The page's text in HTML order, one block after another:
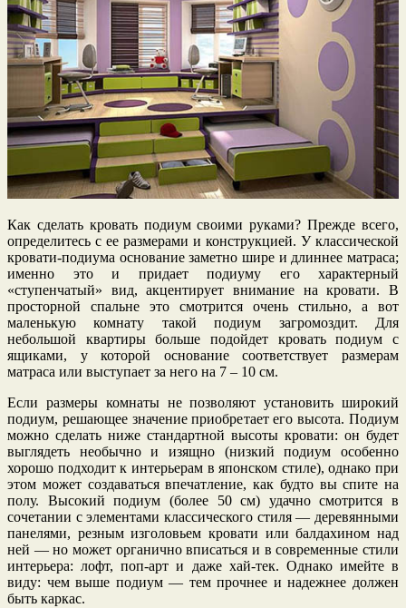
Как сделать кровать подиум своими руками? Прежде всего,
определитесь с ее размерами и конструкцией. У классической
кровати-подиума основание заметно шире и длиннее матраса;
именно это и придает подиуму его характерный
«ступенчатый» вид, акцентирует внимание на кровати. В
просторной спальне это смотрится очень стильно, а вот
маленькую комнату такой подиум загромоздит. Для
небольшой квартиры больше подойдет кровать подиум с
ящиками, у которой основание соответствует размерам
матраса или выступает за него на 7 – 10 см.
Если размеры комнаты не позволяют установить широкий
подиум, решающее значение приобретает его высота. Подиум
можно сделать ниже стандартной высоты кровати: он будет
выглядеть необычно и изящно (низкий подиум особенно
хорошо подходит к интерьерам в японском стиле), однако при
этом может создаваться впечатление, как будто вы спите на
полу. Высокий подиум (более 50 см) удачно смотрится в
сочетании с элементами классического стиля — деревянными
панелями, резным изголовьем кровати или балдахином над
ней — но может органично вписаться и в современные стили
интерьера: лофт, поп-арт и даже хай-тек. Однако имейте в
виду: чем выше подиум — тем прочнее и надежнее должен
быть каркас.